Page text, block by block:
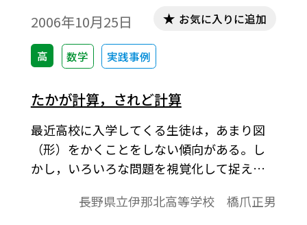
2006年10月25日
高 数学 実践事例
お気に入りに追加
たかが計算，されど計算
最近高校に入学してくる生徒は，あまり図
（形）をかくことをしない傾向がある。し
かし，いろいろな問題を視覚化して捉えれ
く，理解の後押しをすることのできる教材
長野県立伊那北高等学校 橋爪正男